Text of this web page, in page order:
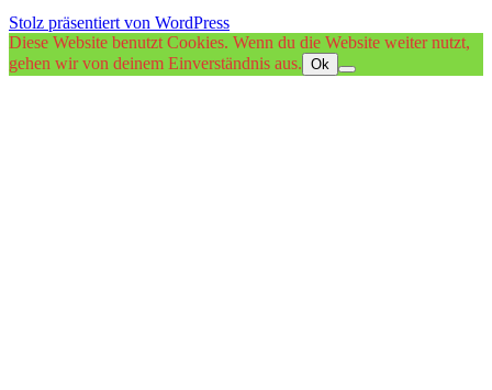
Stolz präsentiert von WordPress
Diese Website benutzt Cookies. Wenn du die Website weiter nutzt,
gehen wir von deinem Einverständnis aus. Ok